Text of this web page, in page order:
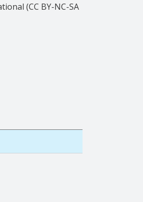
(CC BY-NC-SA